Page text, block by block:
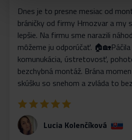
Dnes je to presne mesiac od
bráničky od firmy Hrnozvar a my
lepšie. Na firmu sme narazili
môžeme ju odporúčať.
komunukácia, ústretovosť,
bezchybná montáž. Brána
skúšku so snehom a zvláda to
Lucia Kolenčíková